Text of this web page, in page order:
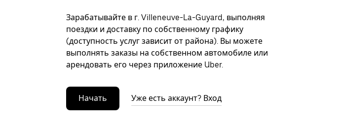
Зарабатывайте в г. Villeneuve-La-Guyard, выполняя
поездки и доставку по собственному графику
(доступность услуг зависит от района). Вы можете
выполнять заказы на собственном автомобиле или
арендовать его через приложение Uber.
Начать Уже есть аккаунт? Вход